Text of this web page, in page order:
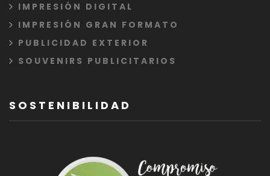
IMPRESIÓN DIGITAL
IMPRESIÓN GRAN FORMATO
PUBLICIDAD EXTERIOR
SOUVENIRS PUBLICITARIOS
SOSTENIBILIDAD